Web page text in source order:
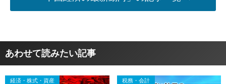
あわせて読みたい記事
経済・株式・資産 税務・会計